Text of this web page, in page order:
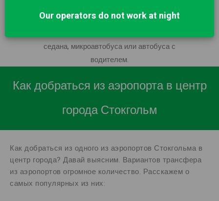
Стокгольм, широкий ассортимент
седана, микроавтобуса или автобуса с
водителем.
Как добраться из аэропорта в центр
города Стокгольм
Как добраться из одного из аэропортов Стокгольма в
центр города? Давай выясним. Вариантов трансфера
из аэропортов огромное количество. Расскажем о
самых популярных из них:
Our operators do not work at night